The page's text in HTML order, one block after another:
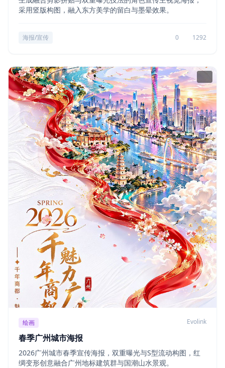
采用竖版构图，融入东方美学的留白与墨晕效果。
海报/宣传 0 1292
绘画 Evolink
春季广州城市海报
2026广州城市春季宣传海报，双重曝光与S型流动构图，红
绸变形创意融合广州地标建筑群与国潮山水景观。